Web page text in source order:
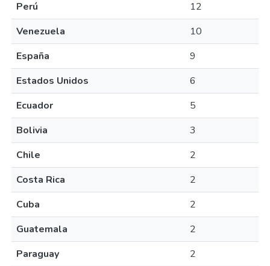
Perú
12
Venezuela
10
España
9
Estados Unidos
6
Ecuador
5
Bolivia
3
Chile
2
Costa Rica
2
Cuba
2
Guatemala
2
Paraguay
2